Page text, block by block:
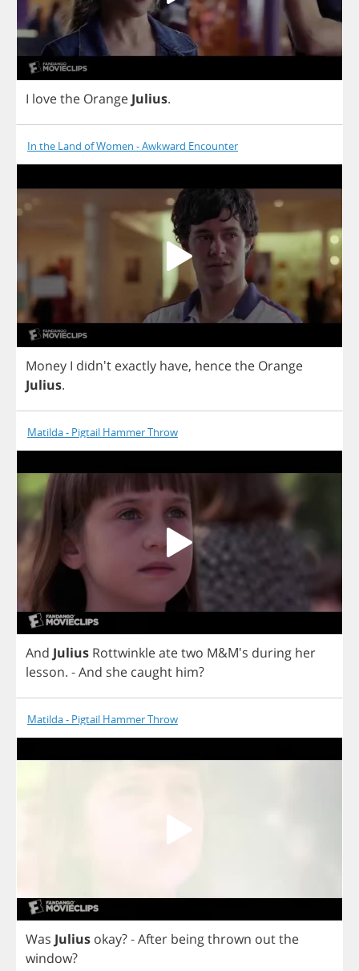
I lovethe Orange Julius.
In the Land of Women - Awkward Encounter
Money I didn't exactly have, hencethe Orange
Julius.
Matilda - Pigtail Hammer Throw
And Julius Rottwinkleatetwo M&M's during her
lesson. -And she caught him?
Matilda - Pigtail Hammer Throw
Was Julius okay? -After beingthrown outthe
window?